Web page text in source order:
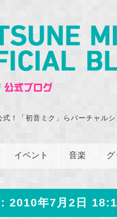
式！「初音ミク」らバーチャル
イベント 音楽 グ
2010年7月2日